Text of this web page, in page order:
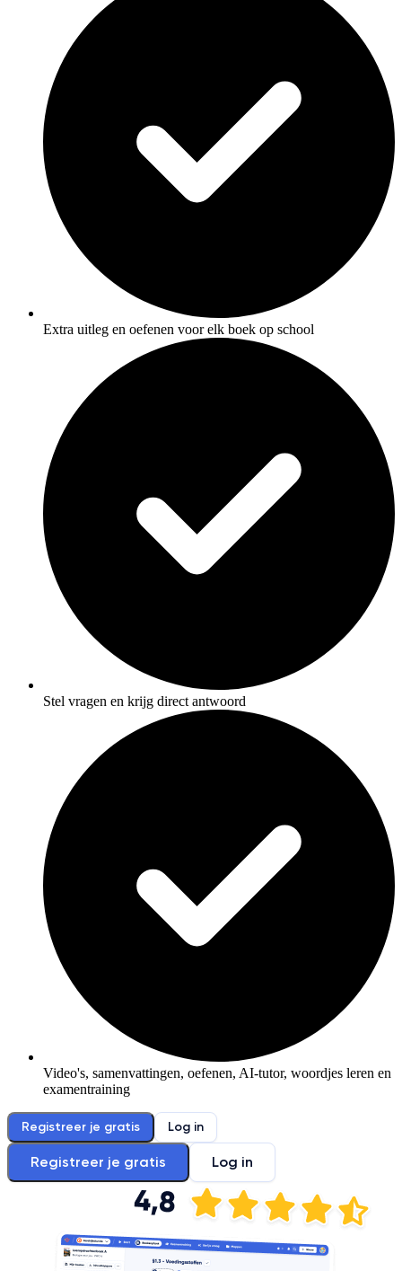
Extra uitleg en oefenen voor elk boek op school
Stel vragen en krijg direct antwoord
Video's, samenvattingen, oefenen, AI-tutor, woordjes leren en
examentraining
Registreer je gratis Log in
Registreer je gratis Log in